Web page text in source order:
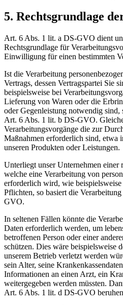
5. Rechtsgrundlage
Art. 6 Abs. 1 lit. a DS-GVO dient
Rechtsgrundlage für
Einwilligung für einen bestimmten
Ist die Verarbeitung
Vertrags, dessen Vertragspartei Sie
beispielsweise bei
Lieferung von Waren oder die
oder Gegenleistung notwendig
Art. 6 Abs. 1 lit. b DS-GVO.
Verarbeitungsvorgänge die zur
Maßnahmen erforderlich sind, etwa
unseren Produkten oder Leistungen.
Unterliegt unser Unternehmen
welche eine Verarbeitung von
erforderlich wird, wie
Pflichten, so basiert die
GVO.
In seltenen Fällen könnte die
Daten erforderlich werden, um
betroffenen Person oder einer
schützen. Dies wäre beispielsweise
unserem Betrieb verletzt werden
sein Alter, seine
Informationen an einen Arzt, ein
weitergegeben werden müssten.
Art. 6 Abs. 1 lit. d DS-GVO